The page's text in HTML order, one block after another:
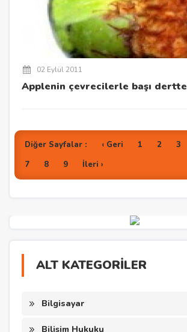
02 Eylül 2011
Applenin çevrecilerle başı dertte
Diğer Sayfalar : ‹ Geri 1 2 3
7
8 9 İleri ›
ALT KATEGORİLER
Bilgisayar
Bilişim Hukuku